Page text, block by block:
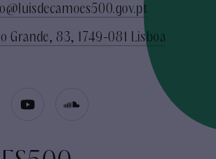
Grande, 83, 1749-081 Lisboa